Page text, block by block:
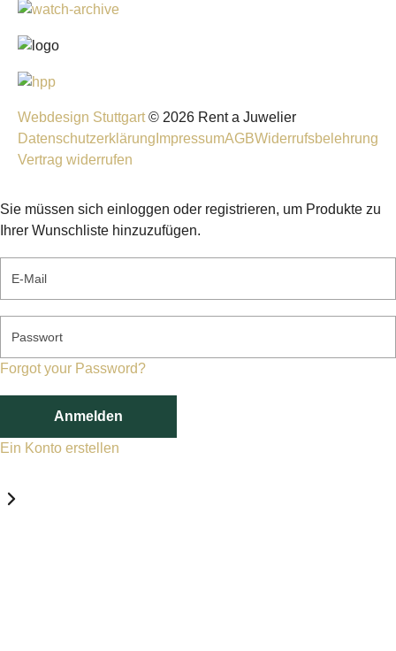
Webdesign Stuttgart © 2026 Rent a Juwelier
Datenschutzerklärung ImpressumAGBWiderrufsbelehrung
Vertrag widerrufen
Sie müssen sich einloggen oder registrieren, um Produkte zu
Ihrer Wunschliste hinzuzufügen.
E-Mail
Passwort
Forgot your Password?
Anmelden
Ein Konto erstellen